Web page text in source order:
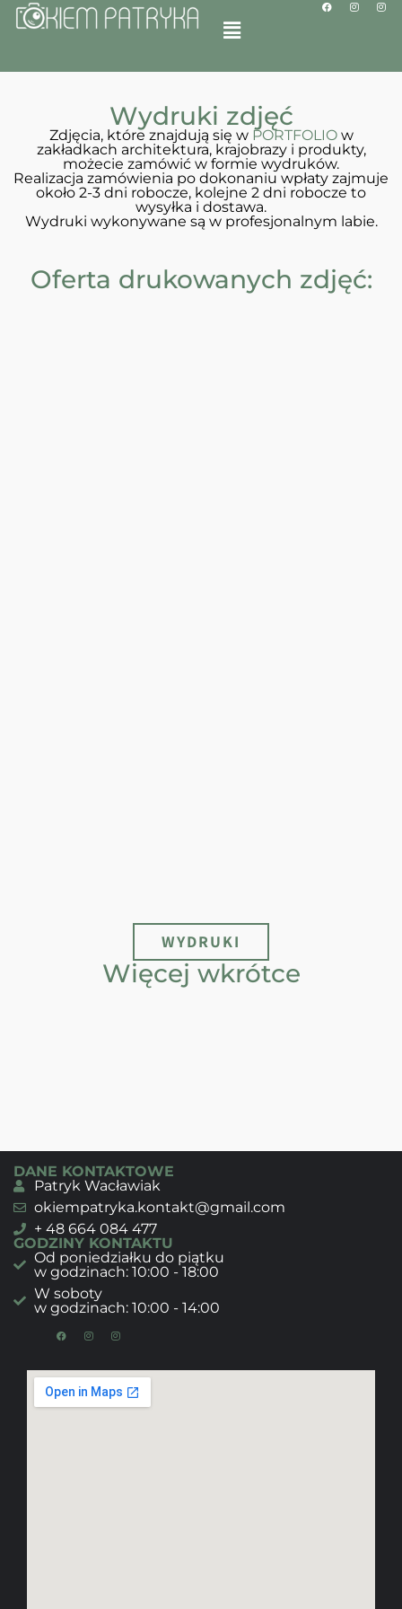
Wydruki zdjęć
Zdjęcia, które znajdują się w PORTFOLIO w
zakładkach architektura, krajobrazy i produkty,
możecie zamówić w formie wydruków.
Realizacja zamówienia po dokonaniu wpłaty zajmuje
około 2-3 dni robocze, kolejne 2 dni robocze to
wysyłka i dostawa.
Wydruki wykonywane są w profesjonalnym labie.
Oferta drukowanych zdjęć:
WYDRUKI
Więcej wkrótce
DANE KONTAKTOWE
Patryk Wacławiak
okiempatryka.kontakt@gmail.com
+ 48 664 084 477
GODZINY KONTAKTU
Od poniedziałku do piątku
w godzinach: 10:00 - 18:00
W soboty
w godzinach: 10:00 - 14:00